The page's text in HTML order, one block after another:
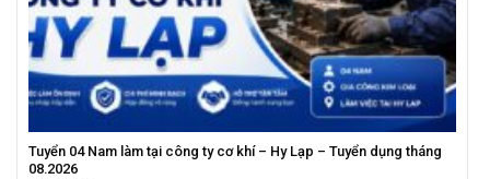
Tuyển 04 Nam làm tại công ty cơ khí – Hy Lạp – Tuyển dụng tháng
08.2026